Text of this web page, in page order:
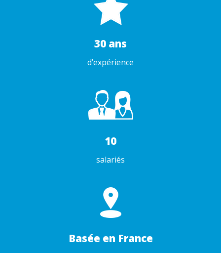
30 ans
d’expérience
10
salariés
Basée en France